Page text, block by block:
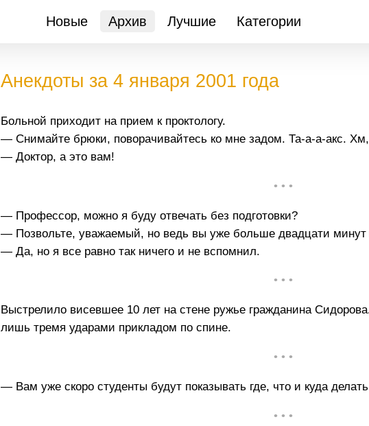
Новые Архив Лучшие Категории
Анекдоты за 4 января 2001 года
Больной приходит на прием к проктологу.
— Снимайте брюки, поворачивайтесь ко мне задом. Та-а-а-акс.
— Доктор, а это вам!
• • •
— Профессор, можно я буду отвечать без подготовки?
— Позвольте, уважаемый, но ведь вы уже больше двадцати минут
— Да, но я все равно так ничего и не вспомнил.
• • •
Выстрелило висевшее 10 лет на стене ружье гражданина
лишь тремя ударами прикладом по спине.
• • •
— Вам уже скоро студенты будут показывать где, что и куда
• • •